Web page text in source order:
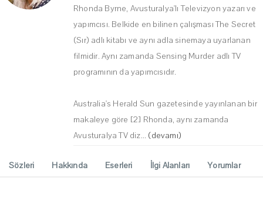
Rhonda Byrne, Avusturalya'lı Televizyon yazarı ve
yapımcısı. Belkide en bilinen çalışması The Secret
(Sır) adlı kitabı ve aynı adla sinemaya uyarlanan
filmidir. Aynı zamanda Sensing Murder adlı TV
programının da yapımcısıdır.
Australia's Herald Sun gazetesinde yayınlanan bir
makaleye göre [2] Rhonda, aynı zamanda
Avusturalya TV diz... (devamı)
Sözleri Hakkında Eserleri İlgi Alanları Yorumlar